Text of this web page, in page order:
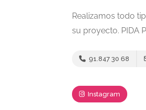
Realizamos todo
su proyecto. PIDA
91.847 30 68
Instagram